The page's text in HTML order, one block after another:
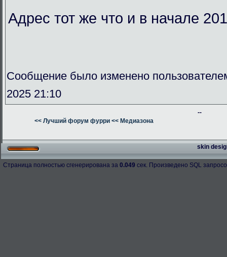
Адрес тот же что и в начале
Сообщение было изменено
2025 21:10
--
<< Лучший форум фурри << Медиазона
skin
Страница полностью сгенерирована за 0.049 сек. Произведено SQL